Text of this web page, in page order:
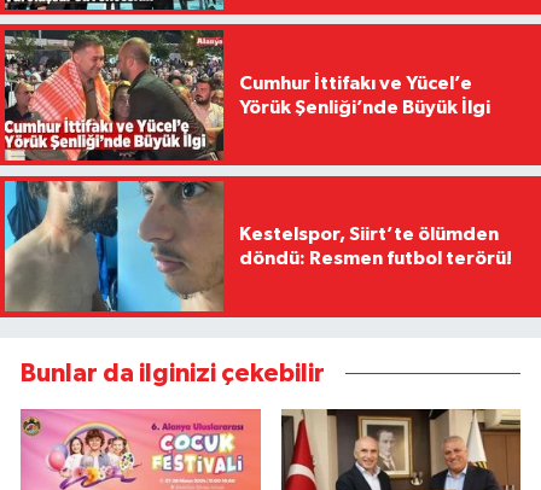
Cumhur İttifakı ve Yücel’e
Yörük Şenliği’nde Büyük İlgi
Kestelspor, Siirt’te ölümden
döndü: Resmen futbol terörü!
Bunlar da ilginizi çekebilir